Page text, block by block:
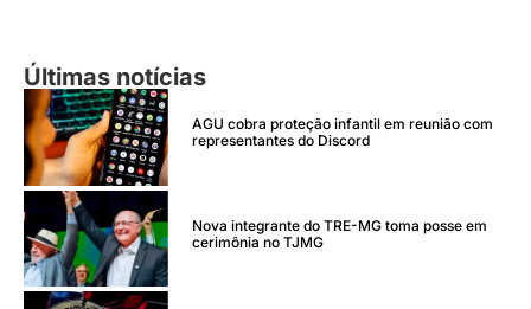
Últimas notícias
AGU cobra proteção infantil em reunião com
representantes do Discord
Nova integrante do TRE-MG toma posse em
cerimônia no TJMG